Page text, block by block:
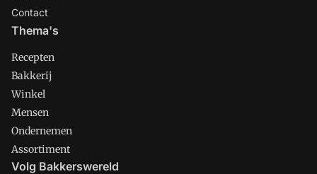
Contact
Thema's
Recepten
Bakkerij
Winkel
Mensen
Ondernemen
Assortiment
Volg Bakkerswereld